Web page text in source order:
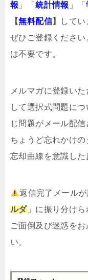
報 」「統計情報 」「
【無料配信】
してい
ぜひご登録くださ
は不要です。
メルマガに登録いた
して選択式問題に
じ問題がメール配信
ちょうど忘れかけの
忘却曲線を意識した
返信完了メールが
ルダ」に振り分けら
ご面倒及び迷惑を
い。